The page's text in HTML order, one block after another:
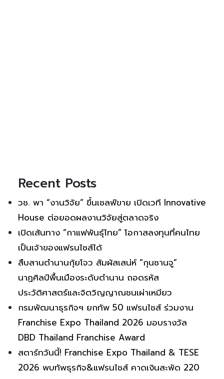
Recent Posts
วช. พา “งานวิจัย” ขึ้นเชลฟ์ขาย เปิดเวที Innovative
House ต่อยอดผลงานวิจัยสู่ตลาดจริง
เปิดเส้นทาง “กาแฟพันธุ์ไทย” โอกาสลงทุนที่คนไทย
เป็นเจ้าของแฟรนไชส์ได้
สืบสานตำนานกุ้ยโจว สัมผัสเสน่ห์ “กุนซานจู”
นาฏศิลป์พื้นเมืองระดับตำนาน ถอดรหัส
ประวัติศาสตร์และจิตวิญญาณชนเผ่าเหมียว
กรมพัฒนาธุรกิจฯ ยกทัพ 50 แฟรนไชส์ ร่วมงาน
Franchise Expo Thailand 2026 มอบรางวัล
DBD Thailand Franchise Award
สตาร์ทวันนี้! Franchise Expo Thailand & TESE
2026 พบทัพธุรกิจ&แฟรนไชส์ คาดเงินสะพัด 220